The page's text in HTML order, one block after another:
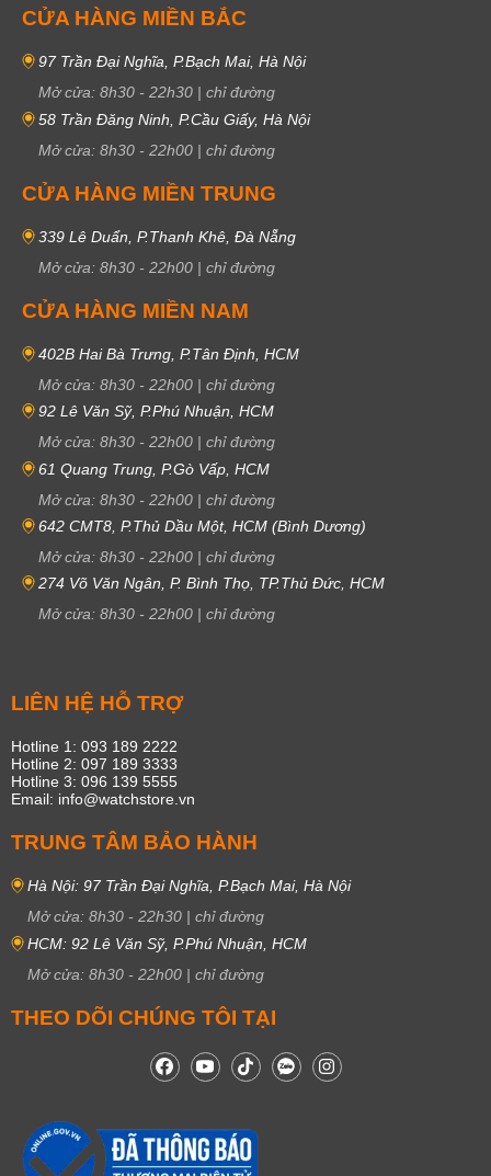
CỬA HÀNG MIỀN BẮC
97 Trần Đại Nghĩa, P.Bạch Mai, Hà Nội
Mở cửa: 8h30 - 22h30 | chỉ đường
58 Trần Đăng Ninh, P.Cầu Giấy, Hà Nội
Mở cửa: 8h30 - 22h00 | chỉ đường
CỬA HÀNG MIỀN TRUNG
339 Lê Duẩn, P.Thanh Khê, Đà Nẵng
Mở cửa: 8h30 - 22h00 | chỉ đường
CỬA HÀNG MIỀN NAM
402B Hai Bà Trưng, P.Tân Định, HCM
Mở cửa: 8h30 - 22h00 | chỉ đường
92 Lê Văn Sỹ, P.Phú Nhuận, HCM
Mở cửa: 8h30 - 22h00 | chỉ đường
61 Quang Trung, P.Gò Vấp, HCM
Mở cửa: 8h30 - 22h00 | chỉ đường
642 CMT8, P.Thủ Dầu Một, HCM (Bình Dương)
Mở cửa: 8h30 - 22h00 | chỉ đường
274 Võ Văn Ngân, P. Bình Thọ, TP.Thủ Đức, HCM
Mở cửa: 8h30 - 22h00 | chỉ đường
LIÊN HỆ HỖ TRỢ
Hotline 1: 093 189 2222
Hotline 2: 097 189 3333
Hotline 3: 096 139 5555
Email: info@watchstore.vn
TRUNG TÂM BẢO HÀNH
Hà Nội: 97 Trần Đại Nghĩa, P.Bạch Mai, Hà Nội
Mở cửa: 8h30 - 22h30 | chỉ đường
HCM: 92 Lê Văn Sỹ, P.Phú Nhuận, HCM
Mở cửa: 8h30 - 22h00 | chỉ đường
THEO DÕI CHÚNG TÔI TẠI